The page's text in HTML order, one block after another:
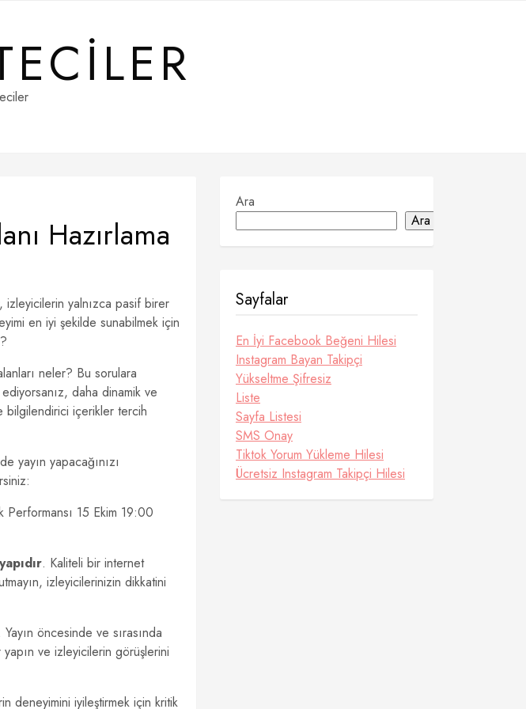
Hazırlama
izleyicilerin yalnızca pasif birer
en iyi şekilde sunabilmek için
neler? Bu sorulara
daha dinamik ve
bilgilendirici içerikler tercih
yayın yapacağınızı
Performansı 15 Ekim 19:00
. Kaliteli bir internet
izleyicilerinizin dikkatini
Yayın öncesinde ve sırasında
yapın ve izleyicilerin görüşlerini
deneyimini iyileştirmek için kritik
Ara
Ara
Sayfalar
En İyi Facebook Beğeni Hilesi
Instagram Bayan Takipçi
Yükseltme Şifresiz
Liste
Sayfa Listesi
SMS Onay
Tiktok Yorum Yükleme Hilesi
Ücretsiz Instagram Takipçi Hilesi